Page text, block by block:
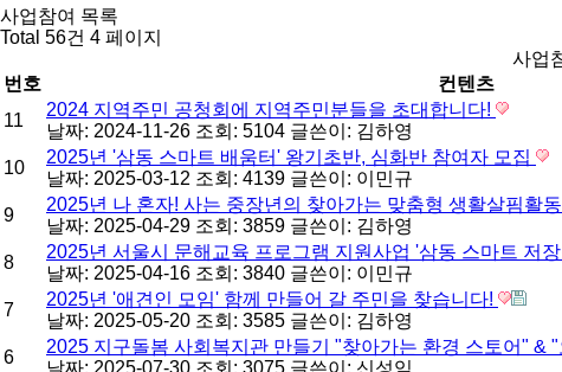
사업참여 목록
Total 56건 4 페이지
사업
번호
컨텐츠
11
2024 지역주민 공청회에 지역주민분들을 초대합니다!
날짜: 2024-11-26 조회: 5104 글쓴이: 김하영
10
2025년 '삼동 스마트 배움터' 왕기초반, 심화반 참여자 모집
날짜: 2025-03-12 조회: 4139 글쓴이: 이민규
9
2025년 나 혼자! 사는 중장년의 찾아가는 맞춤형 생활살핌활
날짜: 2025-04-29 조회: 3859 글쓴이: 김하영
8
2025년 서울시 문해교육 프로그램 지원사업 '삼동 스마트 저
날짜: 2025-04-16 조회: 3840 글쓴이: 이민규
7
2025년 '애견인 모임' 함께 만들어 갈 주민을 찾습니다!
날짜: 2025-05-20 조회: 3585 글쓴이: 김하영
6
2025 지구돌봄 사회복지관 만들기 "찾아가는 환경 스토어" &
날짜: 2025-07-30 조회: 3075 글쓴이: 신성임